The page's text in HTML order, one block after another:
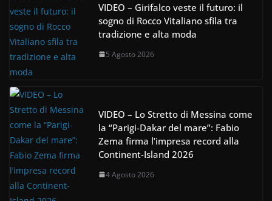
VIDEO – Girifalco veste il futuro: il
sogno di Rocco Vitaliano sfila tra
tradizione e alta moda
5 Agosto 2026
VIDEO – Lo Stretto di Messina come
la “Parigi-Dakar del mare”: Fabio
Zema firma l’impresa record alla
Continent-Island 2026
4 Agosto 2026